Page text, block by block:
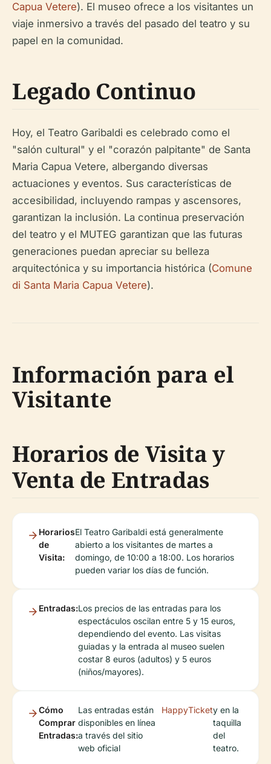
Capua Vetere). El museo ofrece a los visitantes un
viaje inmersivo a través del pasado del teatro y su
papel en la comunidad.
Legado Continuo
Hoy, el Teatro Garibaldi es celebrado como el
"salón cultural" y el "corazón palpitante" de Santa
Maria Capua Vetere, albergando diversas
actuaciones y eventos. Sus características de
accesibilidad, incluyendo rampas y ascensores,
garantizan la inclusión. La continua preservación
del teatro y el MUTEG garantizan que las futuras
generaciones puedan apreciar su belleza
arquitectónica y su importancia histórica (Comune
di Santa Maria Capua Vetere).
Información para el
Visitante
Horarios de Visita y
Venta de Entradas
Horarios
de
Visita:
El Teatro Garibaldi está generalmente
abierto a los visitantes de martes a
domingo, de 10:00 a 18:00. Los horarios
pueden variar los días de función.
Entradas:Los precios de las entradas para los
espectáculos oscilan entre 5 y 15 euros,
dependiendo del evento. Las visitas
guiadas y la entrada al museo suelen
costar 8 euros (adultos) y 5 euros
(niños/mayores).
Cómo
Comprar
Entradas:
Las entradas están
disponibles en línea
a través del sitio
web oficial
HappyTickety en la
taquilla
del
teatro.